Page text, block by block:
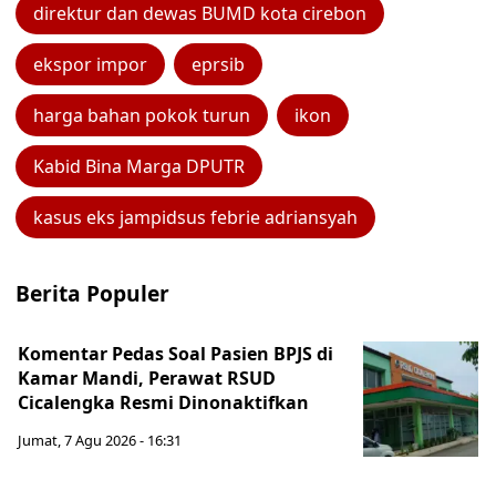
direktur dan dewas BUMD kota cirebon
ekspor impor eprsib
harga bahan pokok turun ikon
Kabid Bina Marga DPUTR
kasus eks jampidsus febrie adriansyah
Berita Populer
Komentar Pedas Soal Pasien BPJS di
Kamar Mandi, Perawat RSUD
Cicalengka Resmi Dinonaktifkan
Jumat, 7 Agu 2026 - 16:31